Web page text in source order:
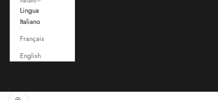
Lingua
Italiano
Français
English